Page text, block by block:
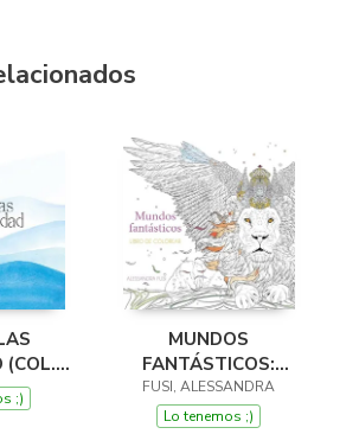
(COL.
;)
MUNDOS
FANTÁSTICOS:
LIBRO DE COLOREAR
FUSI, ALESSANDRA
Lo tenemos ;)